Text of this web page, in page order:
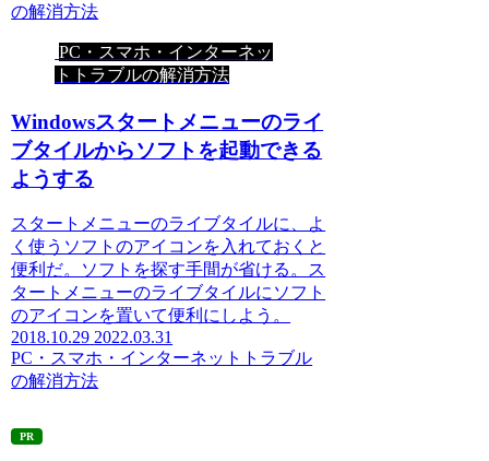
の解消方法
PC・スマホ・インターネッ
トトラブルの解消方法
Windowsスタートメニューのライ
ブタイルからソフトを起動できる
ようする
スタートメニューのライブタイルに、よ
く使うソフトのアイコンを入れておくと
便利だ。ソフトを探す手間が省ける。ス
タートメニューのライブタイルにソフト
のアイコンを置いて便利にしよう。
2018.10.29 2022.03.31
PC・スマホ・インターネットトラブル
の解消方法
PR